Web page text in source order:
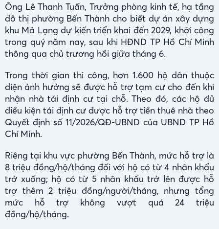
Ông Lê Thanh Tuấn, Trưởng phòng kinh tế, hạ tầng
đô thị phường Bến Thành cho biết dự án xây dựng
khu Mả Lạng dự kiến triển khai đến 2029, khởi công
trong quý năm nay, sau khi HĐND TP Hồ Chí Minh
thông qua chủ trương hồi giữa tháng 6.
Trong thời gian thi công, hơn 1.600 hộ dân thuộc
diện ảnh hưởng sẽ được hỗ trợ tạm cư cho đến khi
nhận nhà tái định cư tại chỗ. Theo đó, các hộ đủ
điều kiện tái định cư được hỗ trợ tiền thuê nhà theo
Quyết định số 11/2026/QĐ-UBND của UBND TP Hồ
Chí Minh.
Riêng tại khu vực phường Bến Thành, mức hỗ trợ là
8 triệu đồng/hộ/tháng đối với hộ có từ 4 nhân khẩu
trở xuống; hộ có từ 5 nhân khẩu trở lên được hỗ
trợ thêm 2 triệu đồng/người/tháng, nhưng tổng
mức hỗ trợ không vượt quá 24 triệu
đồng/hộ/tháng.